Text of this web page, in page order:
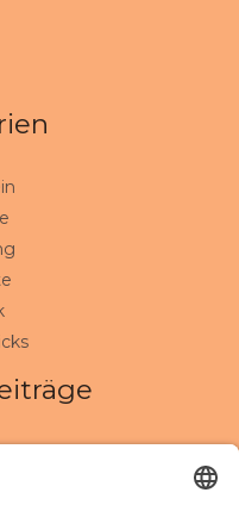
und Hochleistung
Anlagen teure